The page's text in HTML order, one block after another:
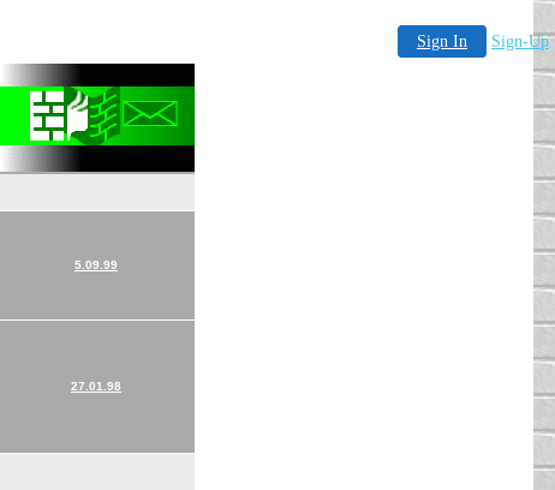
Sign In Sign-Up
5.09.99
27.01.98